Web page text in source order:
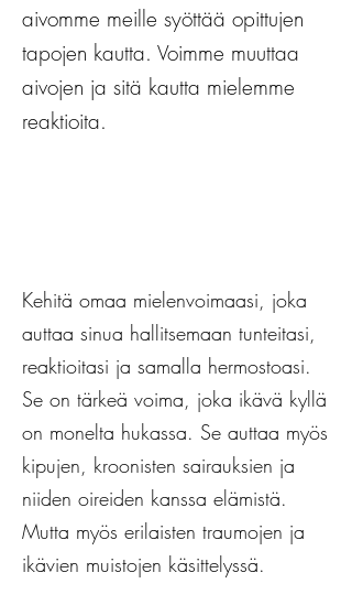
aivomme meille syöttää opittujen
tapojen kautta. Voimme muuttaa
aivojen ja sitä kautta mielemme
reaktioita.
Kehitä omaa mielenvoimaasi, joka
auttaa sinua hallitsemaan tunteitasi,
reaktioitasi ja samalla hermostoasi.
Se on tärkeä voima, joka ikävä kyllä
on monelta hukassa. Se auttaa myös
kipujen, kroonisten sairauksien ja
niiden oireiden kanssa elämistä.
Mutta myös erilaisten traumojen ja
ikävien muistojen käsittelyssä.